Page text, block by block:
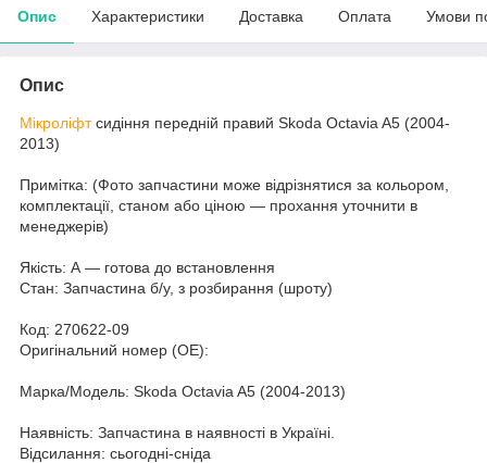
Опис Характеристики Доставка Оплата Умови
Опис
Мікроліфтсидіння передній правий Skoda Octavia A5 (2004-
2013)
Примітка: (Фото запчастини може відрізнятися за кольором,
комплектації, станом або ціною — прохання уточнити в
менеджерів)
Якість: А — готова до встановлення
Стан: Запчастина б/у, з розбирання (шроту)
Код: 270622-09
Оригінальний номер (ОЕ):
Марка/Модель: Skoda Octavia A5 (2004-2013)
Наявність: Запчастина в наявності в Україні.
Відсилання: сьогодні-сніда